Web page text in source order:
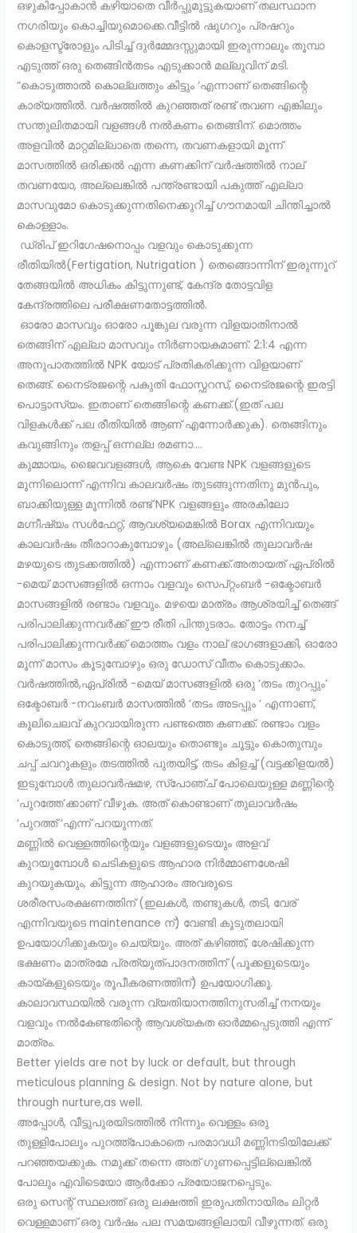
ഒഴുകിപ്പോകാൻ കഴിയാതെ വീർപ്പുമുട്ടുകയാണ് തലസ്ഥാന
നഗരിയും കൊച്ചിയുമൊക്കെ.വീട്ടിൽ ഷുഗറും പ്രഷറും
കൊളസ്ട്രോളും പിടിച്ച് ദുർമ്മേദസ്സുമായി ഇരുന്നാലും തൂമ്പാ
എടുത്ത് ഒരു തെങ്ങിൻതടം എടുക്കാൻ മല്ലുവിന് മടി.
“കൊടുത്താൽ കൊല്ലത്തും കിട്ടും ‘എന്നാണ് തെങ്ങിന്റെ
കാര്യത്തിൽ. വർഷത്തിൽ കുറഞ്ഞത് രണ്ട് തവണ എങ്കിലും
സന്തുലിതമായി വളങ്ങൾ നൽകണം തെങ്ങിന്. മൊത്തം
അളവിൽ മാറ്റമില്ലാതെ തന്നെ, തവണകളായി മൂന്ന്
മാസത്തിൽ ഒരിക്കൽ എന്ന കണക്കിന് വർഷത്തിൽ നാല്
തവണയോ, അല്ലെങ്കിൽ പന്ത്രണ്ടായി പകുത്ത് എല്ലാ
മാസവുമോ കൊടുക്കുന്നതിനെക്കുറിച്ച് ഗൗനമായി ചിന്തിച്ചാൽ
കൊള്ളാം.
ഡ്രിപ് ഇറിഗേഷനൊപ്പം വളവും കൊടുക്കുന്ന
രീതിയിൽ(Fertigation, Nutrigation ) തെങ്ങൊന്നിന് ഇരുന്നൂറ്
തേങ്ങയിൽ അധികം കിട്ടുന്നുണ്ട്, കേന്ദ്ര തോട്ടവിള
കേന്ദ്രത്തിലെ പരീക്ഷണതോട്ടത്തിൽ.
ഓരോ മാസവും ഓരോ പൂങ്കുല വരുന്ന വിളയാതിനാൽ
തെങ്ങിന് എല്ലാ മാസവും നിർണായകമാണ്. 2:1:4 എന്ന
അനുപാതത്തിൽ NPK യോട് പ്രതികരിക്കുന്ന വിളയാണ്
തെങ്ങ്. നൈട്രജന്റെ പകുതി ഫോസ്ഫറസ്, നൈട്രജന്റെ ഇരട്ടി
പൊട്ടാസ്യം. ഇതാണ് തെങ്ങിന്റെ കണക്ക്.(ഇത് പല
വിളകൾക്ക് പല രീതിയിൽ ആണ് എന്നോർക്കുക). തെങ്ങിനും
കവുങ്ങിനും തളപ്പ് ഒന്നല്ല രമണാ….
കുമ്മായം, ജൈവവളങ്ങൾ, ആകെ വേണ്ട NPK വളങ്ങളുടെ
മൂന്നിലൊന്ന് എന്നിവ കാലവർഷം തുടങ്ങുന്നതിനു മുൻപും,
ബാക്കിയുള്ള മൂന്നിൽ രണ്ട് NPK വളങ്ങളും അരകിലോ
മഗ്നീഷ്യം സൾഫേറ്റ്, ആവശ്യമെങ്കിൽ Borax എന്നിവയും
കാലവർഷം തീരാറാകുമ്പോഴും (അല്ലെങ്കിൽ തുലാവർഷ
മഴയുടെ തുടക്കത്തിൽ) എന്നാണ് കണക്ക്.അതായത് ഏപ്രിൽ
-മെയ്‌ മാസങ്ങളിൽ ഒന്നാം വളവും സെപ്റ്റംബർ -ഒക്ടോബർ
മാസങ്ങളിൽ രണ്ടാം വളവും. മഴയെ മാത്രം ആശ്രയിച്ച് തെങ്ങ്
പരിപാലിക്കുന്നവർക്ക് ഈ രീതി പിന്തുടരാം. തോട്ടം നനച്ച്
പരിപാലിക്കുന്നവർക്ക് മൊത്തം വളം നാല് ഭാഗങ്ങളാക്കി, ഓരോ
മൂന്ന് മാസം കൂടുമ്പോഴും ഒരു ഡോസ് വീതം കൊടുക്കാം.
വർഷത്തിൽ,ഏപ്രിൽ -മെയ്‌ മാസങ്ങളിൽ ഒരു ‘തടം തുറപ്പും’
ഒക്ടോബർ -നവംബർ മാസത്തിൽ ‘തടം അടപ്പും ‘ എന്നാണ്,
കൂലിചെലവ് കുറവായിരുന്ന പണ്ടത്തെ കണക്ക്. രണ്ടാം വളം
കൊടുത്ത്, തെങ്ങിന്റെ ഓലയും തൊണ്ടും ചൂട്ടും കൊതുമ്പും
ചപ്പ് ചവറുകളും തടത്തിൽ പുതയിട്ട്, തടം കിളച്ച് (വട്ടക്കിളയൽ)
ഇടുമ്പോൾ തുലാവർഷമഴ, സ്പോഞ്ച് പോലെയുള്ള മണ്ണിന്റെ
‘പുറത്തേ’ക്കാണ് വീഴുക. അത്‌ കൊണ്ടാണ് തുലാവർഷം
‘പുറത്ത് ‘എന്ന് പറയുന്നത്.
മണ്ണിൽ വെള്ളത്തിന്റെയും വളങ്ങളുടെയും അളവ്
കുറയുമ്പോൾ ചെടികളുടെ ആഹാര നിർമ്മാണശേഷി
കുറയുകയും, കിട്ടുന്ന ആഹാരം അവരുടെ
ശരീരസംരക്ഷണത്തിന് (ഇലകൾ, തണ്ടുകൾ, തടി, വേര്
എന്നിവയുടെ maintenance ന്) വേണ്ടി കൂടുതലായി
ഉപയോഗിക്കുകയും ചെയ്യും. അത്‌ കഴിഞ്ഞ്, ശേഷിക്കുന്ന
ഭക്ഷണം മാത്രമേ പ്രത്യുത്പാദനത്തിന് (പൂക്കളുടെയും
കായ്കളുടെയും രൂപീകരണത്തിന്) ഉപയോഗിക്കൂ.
കാലാവസ്ഥയിൽ വരുന്ന വ്യതിയാനത്തിനുസരിച്ച് നനയും
വളവും നൽകേണ്ടതിന്റെ ആവശ്യകത ഓർമ്മപ്പെടുത്തി എന്ന്
മാത്രം.
Better yields are not by luck or default, but through
meticulous planning & design. Not by nature alone, but
through nurture,as well.
അപ്പോൾ, വീട്ടുപുരയിടത്തിൽ നിന്നും വെള്ളം ഒരു
തുള്ളിപോലും പുറത്ത്പോകാതെ പരമാവധി മണ്ണിനടിയിലേക്ക്
പറഞ്ഞയക്കുക. നമുക്ക് തന്നെ അത് ഗുണപ്പെട്ടില്ലെങ്കിൽ
പോലും എവിടെയോ ആർക്കോ പ്രയോജനപ്പെടും.
ഒരു സെന്റ് സ്ഥലത്ത് ഒരു ലക്ഷത്തി ഇരുപതിനായിരം ലിറ്റർ
വെള്ളമാണ് ഒരു വർഷം പല സമയങ്ങളിലായി വീഴുന്നത്. ഒരു